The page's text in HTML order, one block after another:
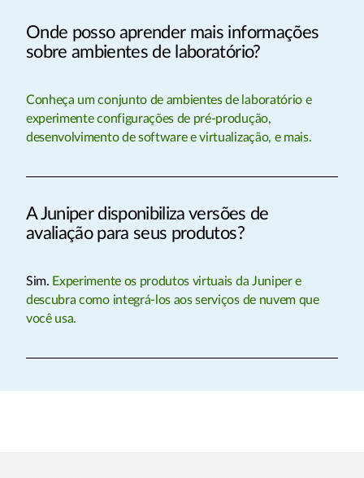
Onde posso aprender mais informações
sobre ambientes de laboratório?
Conheça um conjunto de ambientes de laboratório e
experimente configurações de pré-produção,
desenvolvimento de software e virtualização, e mais.
A Juniper disponibiliza versões de
avaliação para seus produtos?
Sim. Experimente os produtos virtuais da Juniper e
descubra como integrá-los aos serviços de nuvem que
você usa.